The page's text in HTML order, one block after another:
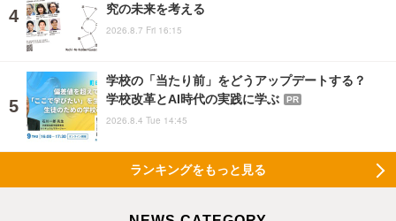
究の未来を考える
2026.8.7 Fri 16:15
学校の「当たり前」をどうアップデートする？
学校改革とAI時代の実践に学ぶ
PR
2026.8.4 Tue 14:45
ランキングをもっと見る